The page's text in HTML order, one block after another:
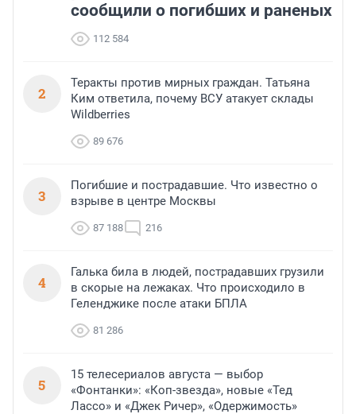
сообщили о погибших и раненых
112 584
2
Теракты против мирных граждан. Татьяна
Ким ответила, почему ВСУ атакует склады
Wildberries
89 676
3
Погибшие и пострадавшие. Что известно о
взрыве в центре Москвы
87 188 216
4
Галька била в людей, пострадавших грузили
в скорые на лежаках. Что происходило в
Геленджике после атаки БПЛА
81 286
5
15 телесериалов августа — выбор
«Фонтанки»: «Коп-звезда», новые «Тед
Лассо» и «Джек Ричер», «Одержимость»